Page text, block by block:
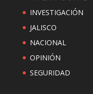
INVESTIGACIÓN
JALISCO
NACIONAL
OPINIÓN
SEGURIDAD